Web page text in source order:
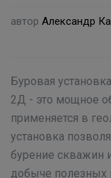
автор Александр
Буровая
2Д - это мощное
применяется в
установка
бурение скважин
добыче полезных